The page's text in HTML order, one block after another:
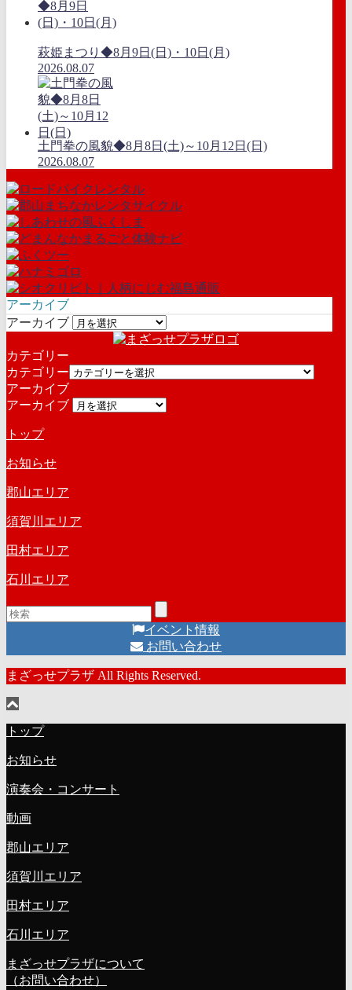
萩姫まつり◆8月9日(日)・10日(月)
2026.08.07
土門拳の風貌◆8月8日(土)～10月12日(日)
2026.08.07
アーカイブ
アーカイブ
カテゴリー
カテゴリー
アーカイブ
アーカイブ
トップ
お知らせ
郡山エリア
須賀川エリア
田村エリア
石川エリア
イベント情報
お問い合わせ
まざっせプラザ All Rights Reserved.
トップ
お知らせ
演奏会・コンサート
動画
郡山エリア
須賀川エリア
田村エリア
石川エリア
まざっせプラザについて
（お問い合わせ）